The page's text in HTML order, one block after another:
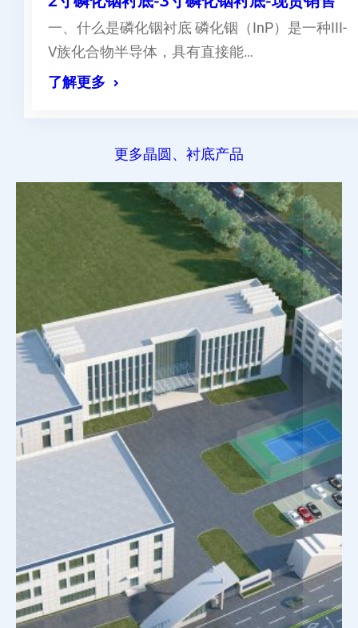
一、什么是磷化铟衬底 磷化铟（InP）是一种III-
V族化合物半导体，具有直接能…
了解更多
更多晶圆、衬底产品